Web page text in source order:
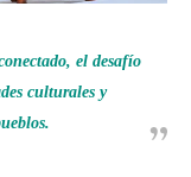
el desafío
culturales y